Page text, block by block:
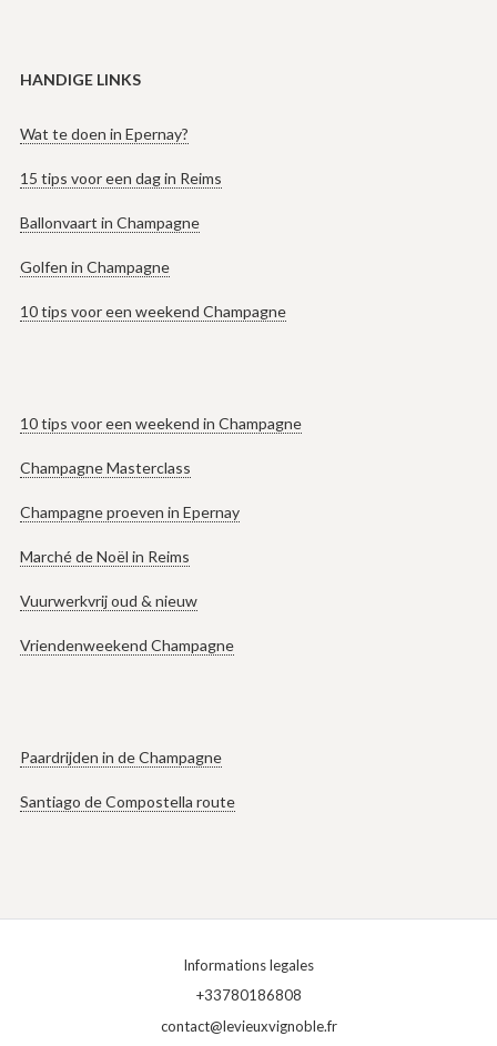
HANDIGE LINKS
Wat te doen in Epernay?
15 tips voor een dag in Reims
Ballonvaart in Champagne
Golfen in Champagne
10 tips voor een weekend Champagne
10 tips voor een weekend in Champagne
Champagne Masterclass
Champagne proeven in Epernay
Marché de Noël in Reims
Vuurwerkvrij oud & nieuw
Vriendenweekend Champagne
Paardrijden in de Champagne
Santiago de Compostella route
Informations legales
+33780186808
contact@levieuxvignoble.fr